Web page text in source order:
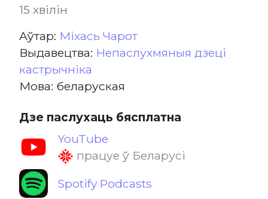
15 хвілін
Aўтар: Міхась Чарот
Выдавецтва: Непаслухмяныя дзеці
кастрычніка
Мова: беларуская
Дзе паслухаць бясплатна
YouTube
працуе ў Беларусі
Spotify Podcasts